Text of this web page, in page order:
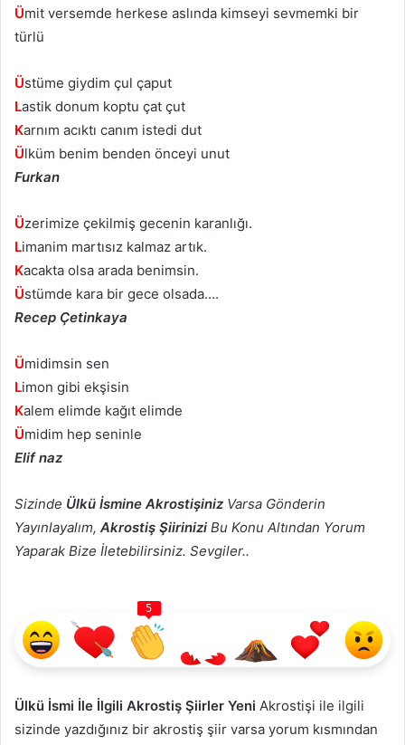
Ümit versemde herkese aslında kimseyi sevmemki bir
türlü
Üstüme giydim çul çaput
Lastik donum koptu çat çut
Karnım acıktı canım istedi dut
Ülküm benim benden önceyi unut
Furkan
Üzerimize çekilmiş gecenin karanlığı.
Limanim martısız kalmaz artık.
Kacakta olsa arada benimsin.
Üstümde kara bir gece olsada….
Recep Çetinkaya
Ümidimsin sen
Limon gibi ekşisin
Kalem elimde kağıt elimde
Ümidim hep seninle
Elif naz
Sizinde Ülkü İsmine Akrostişiniz Varsa Gönderin
Yayınlayalım, Akrostiş Şiirinizi Bu Konu Altından Yorum
Yaparak Bize İletebilirsiniz. Sevgiler..
5
Ülkü İsmi İle İlgili Akrostiş Şiirler Yeni Akrostişi ile ilgili
sizinde yazdığınız bir akrostiş şiir varsa yorum kısmından